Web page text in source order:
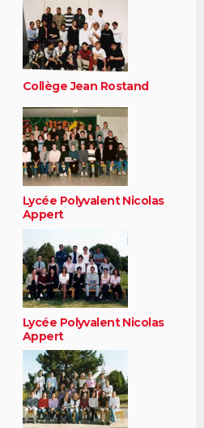
Collège Jean Rostand
Lycée Polyvalent Nicolas
Appert
Lycée Polyvalent Nicolas
Appert